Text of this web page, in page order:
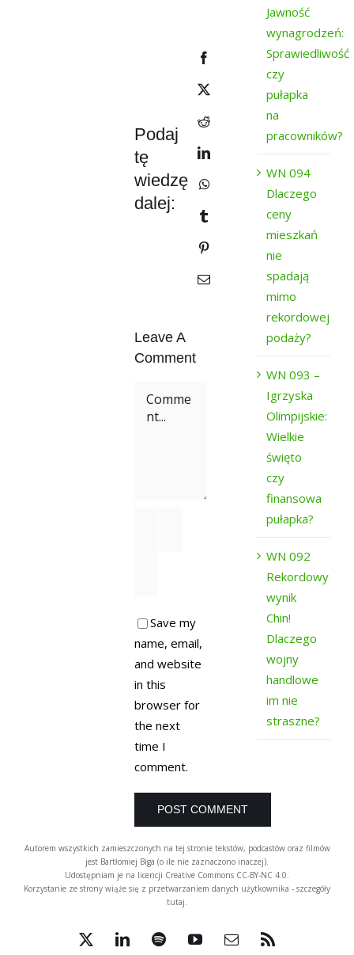
Podaj
tę
wiedzę
dalej:
Leave A
Comment
Comment
Save my
name, email,
and website
in this
browser for
the next
time I
comment.
Jawność
wynagrodzeń:
Sprawiedliwość
czy
pułapka
na
pracowników?
WN 094
Dlaczego
ceny
mieszkań
nie
spadają
mimo
rekordowej
podaży?
WN 093 –
Igrzyska
Olimpijskie:
Wielkie
święto
czy
finansowa
pułapka?
WN 092
Rekordowy
wynik
Chin!
Dlaczego
wojny
handlowe
im nie
straszne?
Autorem wszystkich zamieszczonych na tej stronie tekstów, podcastów oraz filmów
jest Bartłomiej Biga (o ile nie zaznaczono inaczej).
Udostępniam je na licencji Creative Commons CC-BY-NC 4.0.
Korzystanie ze strony wiąże się z przetwarzaniem danych użytkownika - szczegóły
tutaj.
X LinkedInSpotifyYouTubeEmailRss